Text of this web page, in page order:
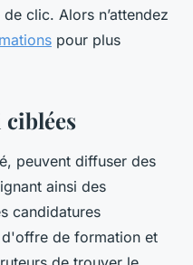
clic. Alors n’attendez
pour plus
peuvent diffuser des
ainsi des
candidatures
de formation et